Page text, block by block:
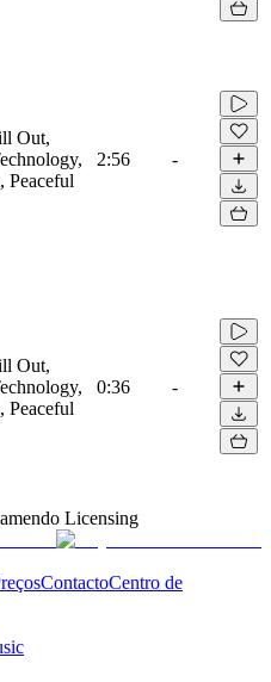
Out,
Peaceful
2:56 -
Out,
Peaceful
0:36 -
Licensing
ContactoCentro de